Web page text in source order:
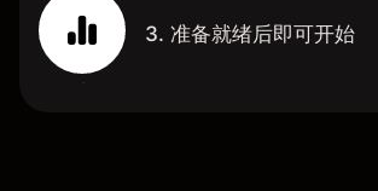
3. 准备就绪后即可开始